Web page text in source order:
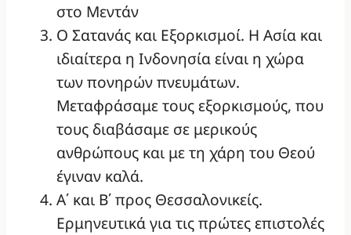
στο Μεντάν
Ο Σατανάς και Εξορκισμοί. Η Ασία και
ιδιαίτερα η Ινδονησία είναι η χώρα
των πονηρών πνευμάτων.
Μεταφράσαμε τους εξορκισμούς, που
τους διαβάσαμε σε μερικούς
ανθρώπους και με τη χάρη του Θεού
έγιναν καλά.
Α΄ και Β΄ προς Θεσσαλονικείς.
Ερμηνευτικά για τις πρώτες επιστολές